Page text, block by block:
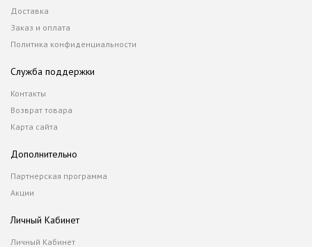
Доставка
Заказ и оплата
Политика конфиденциальности
Служба поддержки
Контакты
Возврат товара
Карта сайта
Дополнительно
Партнерская программа
Акции
Личный Кабинет
Личный Кабинет